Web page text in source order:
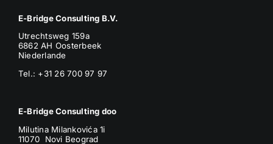
E-Bridge Consulting B.V.
Utrechtsweg 159a
6862 AH Oosterbeek
Niederlande
Tel.: +31 26 700 97 97
E-Bridge Consulting doo
Milutina Milankovića 1i
11070 Novi Beograd